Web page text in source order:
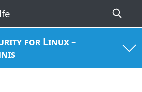
for Linux –